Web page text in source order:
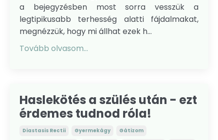
a bejegyzésben most sorra vesszük a
legtipikusabb terhesség alatti fájdalmakat,
megnézzük, hogy mi állhat ezek h...
Tovább olvasom...
Haslekötés a szülés után - ezt
érdemes tudnod róla!
Diastasis Rectii Gyermekágy
Gátizom